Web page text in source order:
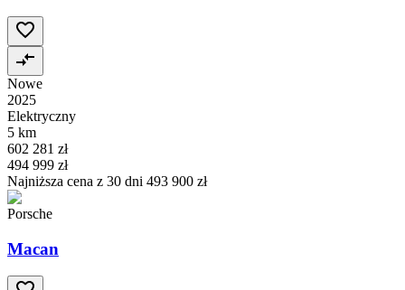
Nowe
2025
Elektryczny
5 km
602 281 zł
494 999 zł
Najniższa cena z 30 dni 493 900 zł
Porsche
Macan